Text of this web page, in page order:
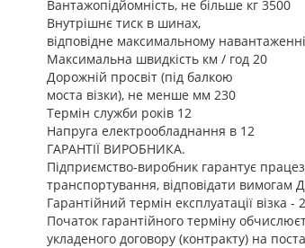
Вантажопідйомність, не більше кг 3500
Внутрішнє тиск в шинах,
відповідне максимальному
Максимальна швидкість км / год 20
Дорожній просвіт (під балкою
моста візки), не менше мм 230
Термін служби років 12
Напруга електрообладнання в 12
ГАРАНТІЇ ВИРОБНИКА.
Підприємство-виробник гарантує
транспортування, відповідати вимогам
Гарантійний термін експлуатації візка -
Початок гарантійного терміну
укладеного договору (контракту) на